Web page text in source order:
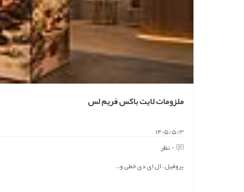
ملزومات لایت باکس فریم لس
1405/5/3
0نظر
پروفیل ، ال ای دی خطی و..